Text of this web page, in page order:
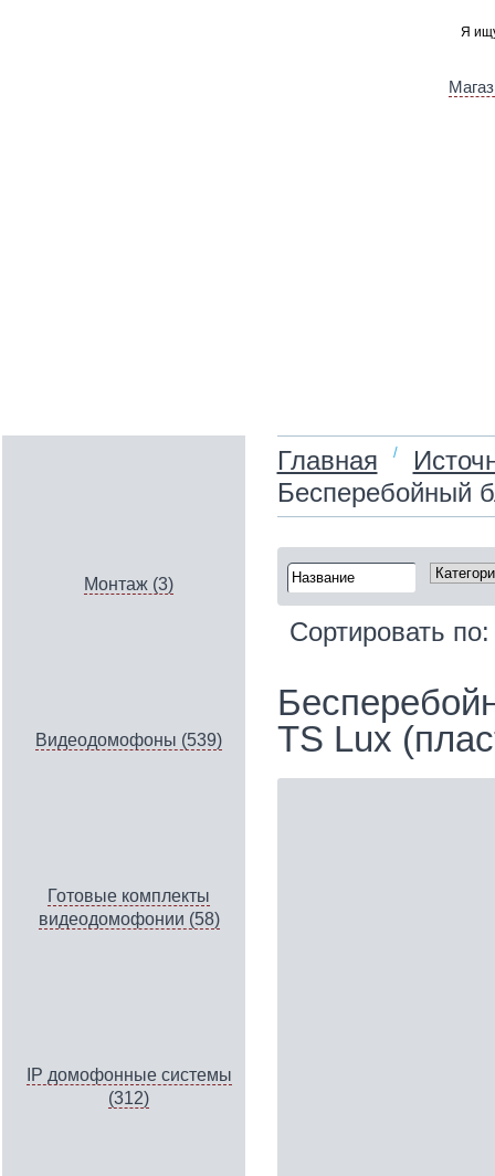
Монтаж (3)
Видеодомофоны (539)
Готовые комплекты
видеодомофонии (58)
IP домофонные системы
(312)
Главная /
Бесперебойный
Сортировать
TS Lux